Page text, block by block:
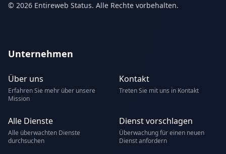
© 2026 Entireweb Status. Alle Rechte vorbehalten.
Unternehmen
Über uns
Erfahren Sie mehr über unsere
Mission
Kontakt
Treten Sie mit uns in Kontakt
Alle Dienste
Alle überwachten Dienste
durchsuchen
Dienst vorschlagen
Überwachung für einen neuen
Dienst anfordern